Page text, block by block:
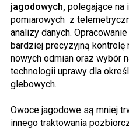
jagodowych, polegające na
pomiarowych z
analizy danych.
bardziej precyzyjną kontrolę
nowych odmian oraz wybór
technologii uprawy dla
glebowych.
Owoce jagodowe są mniej
innego traktowania